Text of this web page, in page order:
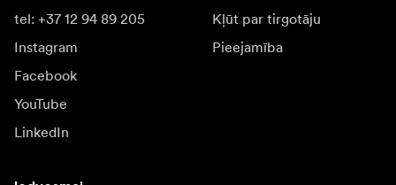
tel: +37 12 94 89 205
Instagram
Facebook
YouTube
LinkedIn
Kļūt par tirgotāju
Pieejamība